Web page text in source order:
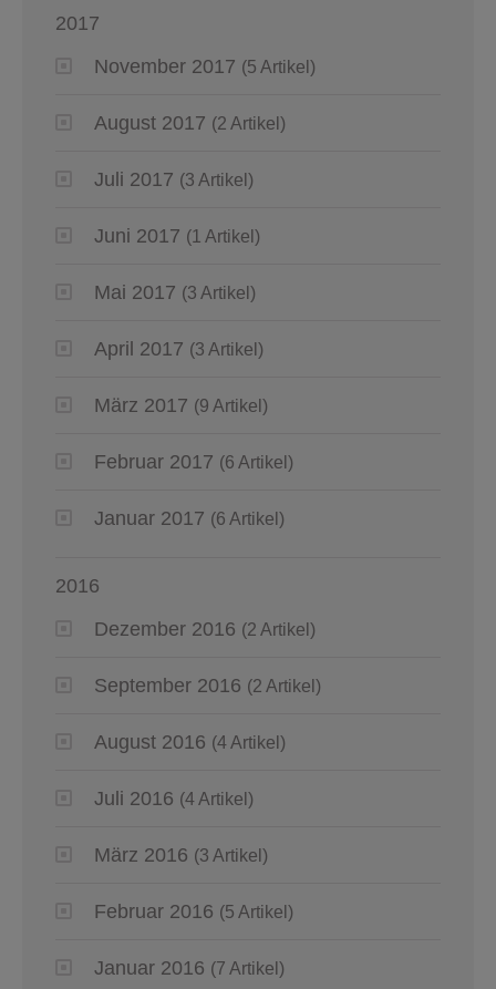
2017
November 2017 (5 Artikel)
August 2017 (2 Artikel)
Juli 2017 (3 Artikel)
Juni 2017 (1 Artikel)
Mai 2017 (3 Artikel)
April 2017 (3 Artikel)
März 2017 (9 Artikel)
Februar 2017 (6 Artikel)
Januar 2017 (6 Artikel)
2016
Dezember 2016 (2 Artikel)
September 2016 (2 Artikel)
August 2016 (4 Artikel)
Juli 2016 (4 Artikel)
März 2016 (3 Artikel)
Februar 2016 (5 Artikel)
Januar 2016 (7 Artikel)